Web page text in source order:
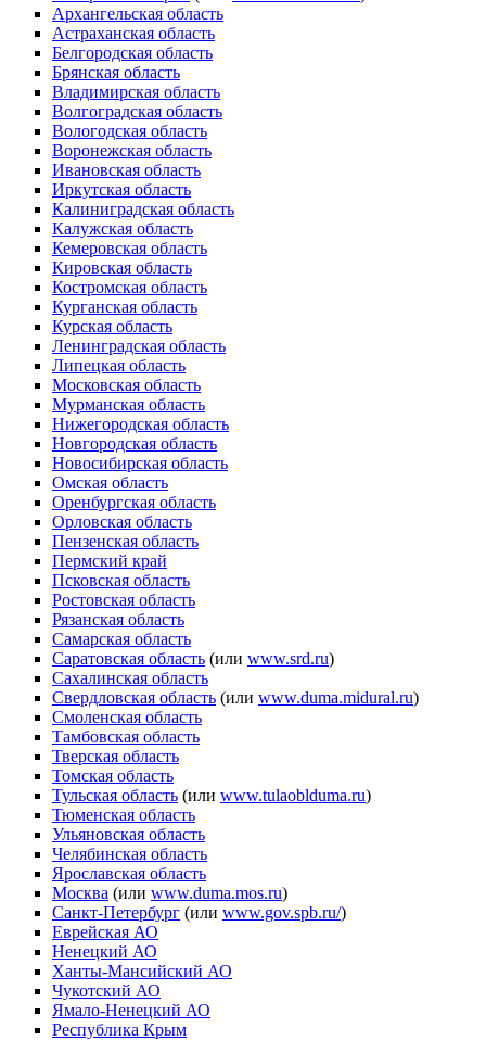
Архангельская область
Астраханская область
Белгородская область
Брянская область
Владимирская область
Волгоградская область
Вологодская область
Воронежская область
Ивановская область
Иркутская область
Калиниградская область
Калужская область
Кемеровская область
Кировская область
Костромская область
Курганская область
Курская область
Ленинградская область
Липецкая область
Московская область
Мурманская область
Нижегородская область
Новгородская область
Новосибирская область
Омская область
Оренбургская область
Орловская область
Пензенская область
Пермский край
Псковская область
Ростовская область
Рязанская область
Самарская область
Саратовская область (или www.srd.ru)
Сахалинская область
Свердловская область (или www.duma.midural.ru)
Смоленская область
Тамбовская область
Тверская область
Томская область
Тульская область (или www.tulaoblduma.ru)
Тюменская область
Ульяновская область
Челябинская область
Ярославская область
Москва (или www.duma.mos.ru)
Санкт-Петербург (или www.gov.spb.ru/)
Еврейская АО
Ненецкий АО
Ханты-Мансийский АО
Чукотский АО
Ямало-Ненецкий АО
Республика Крым